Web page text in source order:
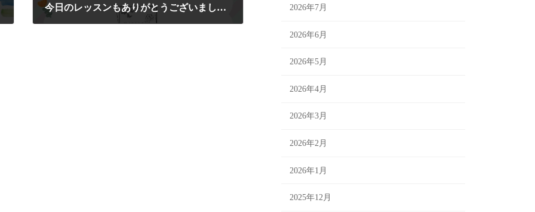
2025.6.28 今日のレッスンもありがとうございました 2026年7月
2026年6月
2026年5月
2026年4月
2026年3月
2026年2月
2026年1月
2025年12月